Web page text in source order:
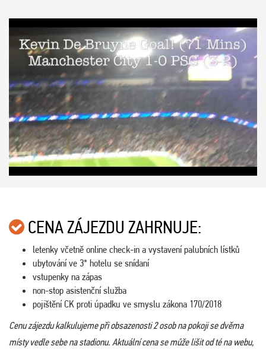
CENA ZÁJEZDU ZAHRNUJE:
letenky včetně online check-in a vystavení palubních lístků
ubytování ve 3* hotelu se snídaní
vstupenky na zápas
non-stop asistenční služba
pojištění CK proti úpadku ve smyslu zákona 170/2018
Cenu zájezdu kalkulujeme při obsazenosti 2 osob na pokoji se dvěma
místy vedle sebe na stadionu. Aktuální cena se může lišit od té na webu,